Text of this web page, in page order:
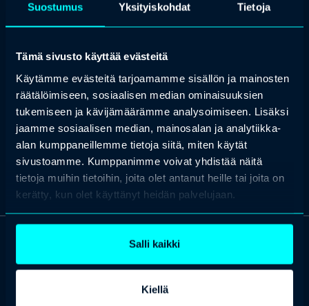
Suostumus Yksityiskohdat Tietoja
Tämä sivusto käyttää evästeitä
Käytämme evästeitä tarjoamamme sisällön ja mainosten
räätälöimiseen, sosiaalisen median ominaisuuksien
tukemiseen ja kävijämäärämme analysoimiseen. Lisäksi
jaamme sosiaalisen median, mainosalan ja analytiikka-
alan kumppaneillemme tietoja siitä, miten käytät
sivustoamme. Kumppanimme voivat yhdistää näitä
tietoja muihin tietoihin, joita olet antanut heille tai joita on
kerätty, kun olet käyttänyt heidän palvelujaan.
Salli kaikki
Kiellä
työkalupakki pursuen uutta kokeiltavaa!
Sertifioitu PCM-menetelmän valmentaja
Sertifioitu Enneagram-menetelmän valmentaja
Sertifioitu Life Coach valmentaja
Keilaranta 1 A, 02150 Espoo